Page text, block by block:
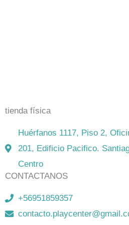
tienda física
Huérfanos 1117, Piso 2,
201, Edificio Pacifico.
Centro
CONTACTANOS
+56951859357